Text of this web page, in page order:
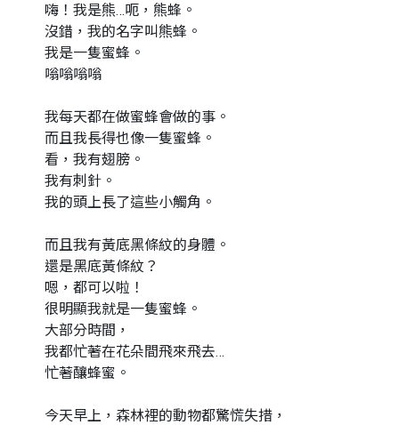
嗨！我是熊…呃，熊蜂。
沒錯，我的名字叫熊蜂。
我是一隻蜜蜂。
嗡嗡嗡嗡
我每天都在做蜜蜂會做的事。
而且我長得也像一隻蜜蜂。
看，我有翅膀。
我有刺針。
我的頭上長了這些小觸角。
而且我有黃底黑條紋的身體。
還是黑底黃條紋？
嗯，都可以啦！
很明顯我就是一隻蜜蜂。
大部分時間，
我都忙著在花朵間飛來飛去…
忙著釀蜂蜜。
今天早上，森林裡的動物都驚慌失措，